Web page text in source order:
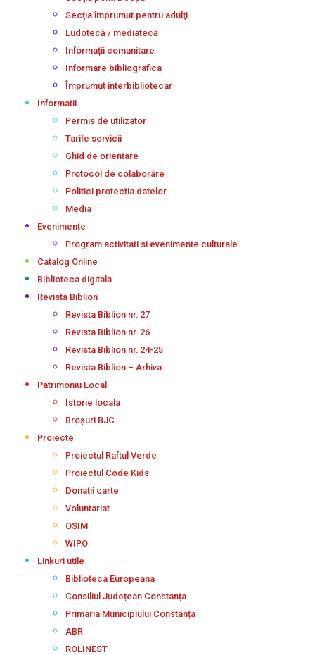
Secţia împrumut pentru adulţi
Ludotecă / mediatecă
Informații comunitare
Informare bibliografica
Împrumut interbibliotecar
Informatii
Permis de utilizator
Tarife servicii
Ghid de orientare
Protocol de colaborare
Politici protectia datelor
Media
Evenimente
Program activitati si evenimente culturale
Catalog Online
Biblioteca digitala
Revista Biblion
Revista Biblion nr. 27
Revista Biblion nr. 26
Revista Biblion nr. 24-25
Revista Biblion – Arhiva
Patrimoniu Local
Istorie locala
Broșuri BJC
Proiecte
Proiectul Raftul Verde
Proiectul Code Kids
Donatii carte
Voluntariat
OSIM
WIPO
Linkuri utile
Biblioteca Europeana
Consiliul Județean Constanța
Primaria Municipiului Constanța
ABR
ROLINEST